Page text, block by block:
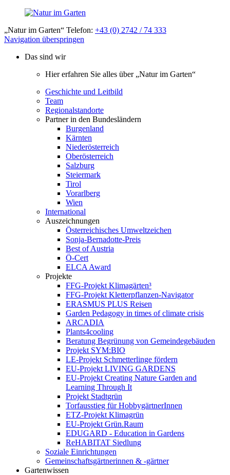
„Natur im Garten“ Telefon: +43 (0) 2742 / 74 333
Navigation überspringen
Das sind wir
Hier erfahren Sie alles über „Natur im Garten“
Geschichte und Leitbild
Team
Regionalstandorte
Partner in den Bundesländern
Burgenland
Kärnten
Niederösterreich
Oberösterreich
Salzburg
Steiermark
Tirol
Vorarlberg
Wien
International
Auszeichnungen
Österreichisches Umweltzeichen
Sonja-Bernadotte-Preis
Best of Austria
Ö-Cert
ELCA Award
Projekte
FFG-Projekt Klimagärten³
FFG-Projekt Kletterpflanzen-Navigator
ERASMUS PLUS Reisen
Garden Pedagogy in times of climate crisis
ARCADIA
Plants4cooling
Beratung Begrünung von Gemeindegebäuden
Projekt SYM:BIO
LE-Projekt Schmetterlinge fördern
EU-Projekt LIVING GARDENS
EU-Projekt Creating Nature Garden and
Learning Through It
Projekt Stadtgrün
Torfausstieg für HobbygärtnerInnen
ETZ-Projekt Klimagrün
EU-Projekt Grün.Raum
EDUGARD - Education in Gardens
ReHABITAT Siedlung
Soziale Einrichtungen
Gemeinschaftsgärtnerinnen & -gärtner
Gartenwissen